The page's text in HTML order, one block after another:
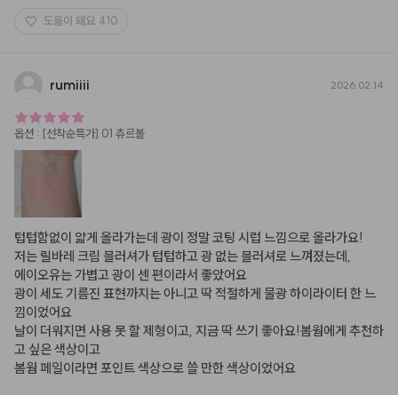
도움이 돼요 410
rumiiii 2026.02.14
옵션 : [선착순특가] 01 츄르볼
텁텁함없이 얇게 올라가는데 광이 정말 코팅 시럽 느낌으로 올라가요!
저는 릴바레 크림 블러셔가 텁텁하고 광 없는 블러셔로 느껴졌는데,
에이오유는 가볍고 광이 센 편이라서 좋았어요
광이 세도 기름진 표현까지는 아니고 딱 적절하게 물광 하이라이터 한 느
낌이었어요
날이 더워지면 사용 못 할 제형이고, 지금 딱 쓰기 좋아요!봄웜에게 추천하
고 싶은 색상이고
봄웜 페일이라면 포인트 색상으로 쓸 만한 색상이었어요